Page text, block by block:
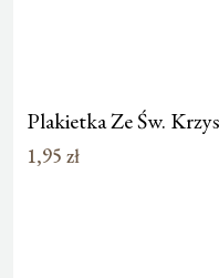
Plakietka Ze Św.
1,95 zł